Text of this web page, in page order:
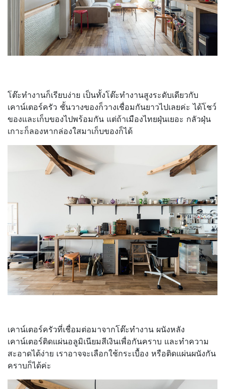
โต๊ะทำงานก็เรียบง่าย เป็นทั้งโต๊ะทำงานสูงระดับเดียวกับ
เคาน์เตอร์ครัว ชั้นวางของก็วางเชื่อมกันยาวไปเลยค่ะ ได้โชว์
ของและเก็บของไปพร้อมกัน แต่ถ้าเมืองไทยฝุ่นเยอะ กลัวฝุ่น
เกาะก็ลองหากล่องใสมาเก็บของก็ได้
เคาน์เตอร์ครัวที่เชื่อมต่อมาจากโต๊ะทำงาน ผนังหลัง
เคาน์เตอร์ติดแผ่นอลูมิเนียมสีเงินเพื่อกันคราบ และทำความ
สะอาดได้ง่าย เราอาจจะเลือกใช้กระเบื้อง หรือติดแผ่นผนังกัน
คราบก็ได้ค่ะ